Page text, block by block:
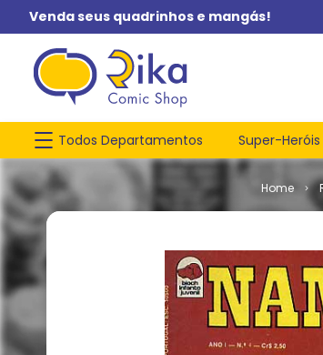
Venda seus quadrinhos e mangás!
Todos Departamentos Super-Heróis